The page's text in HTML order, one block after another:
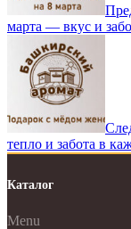
марта — вкус и
тепло и забота в
Каталог
Menu